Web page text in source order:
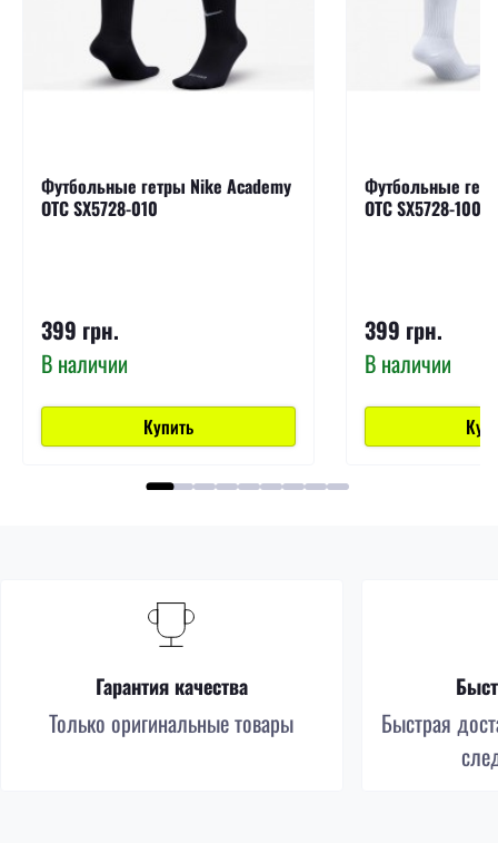
Футбольные гетры Nike Academy
OTC SX5728-010
399 грн.
В наличии
Купить
Футбольные
OTC SX5728-100
399 грн.
В наличии
Гарантия качества
Только оригинальные товары
Быстрая